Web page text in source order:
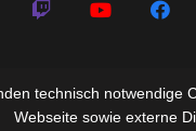
technisch notwendige
Webseite sowie externe